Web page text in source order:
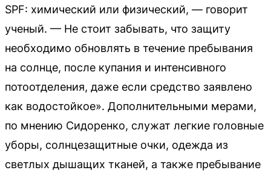
SPF: химический или физический, — говорит
ученый. — Не стоит забывать, что защиту
необходимо обновлять в течение пребывания
на солнце, после купания и интенсивного
потоотделения, даже если средство заявлено
как водостойкое». Дополнительными мерами,
по мнению Сидоренко, служат легкие головные
уборы, солнцезащитные очки, одежда из
светлых дышащих тканей, а также пребывание